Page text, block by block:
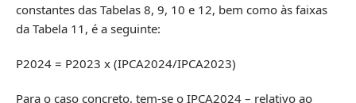
constantes das Tabelas 8, 9, 10 e 12, bem como às faixas
da Tabela 11, é a seguinte:
P2024 = P2023 x (IPCA2024/IPCA2023)
Para o caso concreto, tem-se o IPCA2024 – relativo ao